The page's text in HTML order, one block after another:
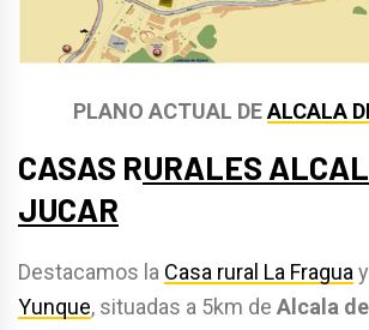
PLANO ACTUAL DEALCALA
CASAS RURALES
JUCAR
Destacamos la Casa rural La Fragua
Yunque, situadas a 5km de Alcala